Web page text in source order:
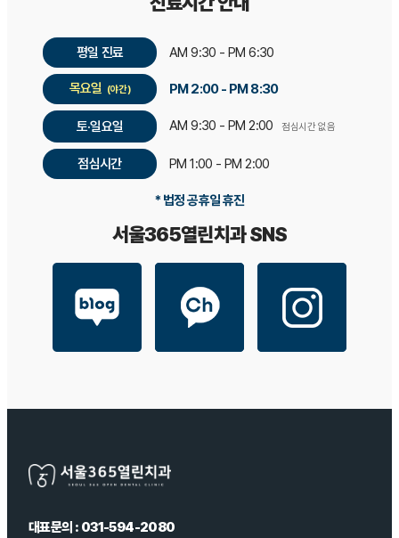
평일 진료 AM 9:30 - PM 6:30
목요일 (야간) PM 2:00 - PM 8:30
토·일요일 AM 9:30 - PM 2:00 점심시간 없음
점심시간 PM 1:00 - PM 2:00
* 법정 공휴일 휴진
서울365열린치과 SNS
대표문의 : 031-594-2080